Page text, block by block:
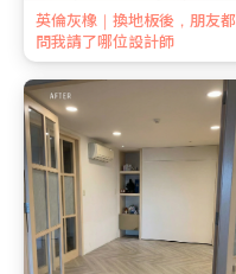
英倫灰橡｜換地板後，朋友都
問我請了哪位設計師